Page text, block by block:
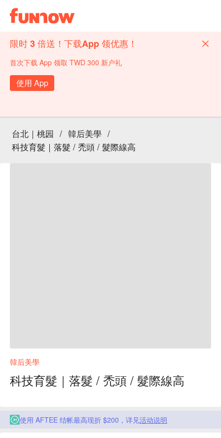
限时 3 倍送！下载App 领优惠！
首次下载 App 领取 TWD 300 新户礼
使用 App
台北｜桃园 / 韓后美學 /
科技育髮｜落髮 / 禿頭 / 髮際線高
韓后美學
科技育髮｜落髮 / 禿頭 / 髮際線高
使用 AFTEE 结帐最高现折 $200，详见活动说明